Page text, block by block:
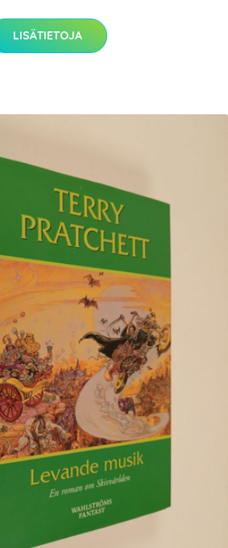
LISÄTIETOJA